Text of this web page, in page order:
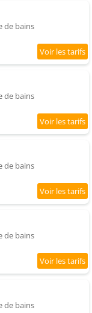
de bains
de bains
de bains
de bains
de bains